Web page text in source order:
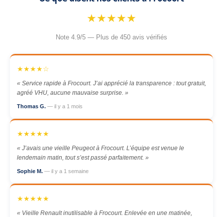
★★★★★
Note 4.9/5 — Plus de 450 avis vérifiés
★★★★☆
« Service rapide à Frocourt. J’ai apprécié la transparence : tout gratuit,
agréé VHU, aucune mauvaise surprise. »
Thomas G. — il y a 1 mois
★★★★★
« J’avais une vieille Peugeot à Frocourt. L’équipe est venue le
lendemain matin, tout s’est passé parfaitement. »
Sophie M. — il y a 1 semaine
★★★★★
« Vieille Renault inutilisable à Frocourt. Enlevée en une matinée,